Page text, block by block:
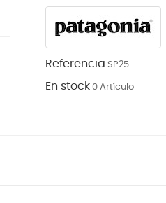
Referencia SP25
En stock 0 Artículo